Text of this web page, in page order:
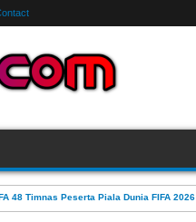
48 Timnas Peserta Piala Dunia FIFA 2026